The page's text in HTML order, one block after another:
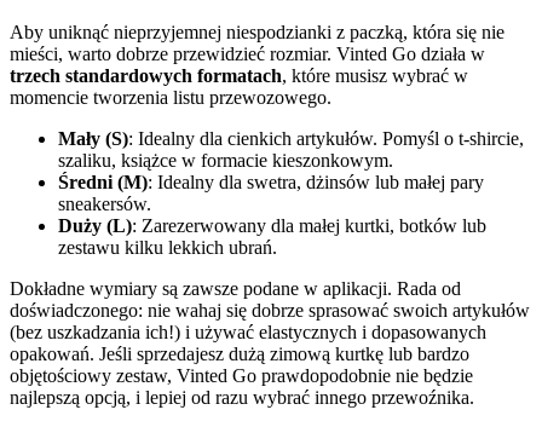
Aby uniknąć nieprzyjemnej niespodzianki z paczką, która się nie
mieści, warto dobrze przewidzieć rozmiar. Vinted Go działa w
trzech standardowych formatach, które musisz wybrać w
momencie tworzenia listu przewozowego.
Mały (S): Idealny dla cienkich artykułów. Pomyśl o t-shircie,
szaliku, książce w formacie kieszonkowym.
Średni (M): Idealny dla swetra, dżinsów lub małej pary
sneakersów.
Duży (L): Zarezerwowany dla małej kurtki, botków lub
zestawu kilku lekkich ubrań.
Dokładne wymiary są zawsze podane w aplikacji. Rada od
doświadczonego: nie wahaj się dobrze sprasować swoich artykułów
(bez uszkadzania ich!) i używać elastycznych i dopasowanych
opakowań. Jeśli sprzedajesz dużą zimową kurtkę lub bardzo
objętościowy zestaw, Vinted Go prawdopodobnie nie będzie
najlepszą opcją, i lepiej od razu wybrać innego przewoźnika.